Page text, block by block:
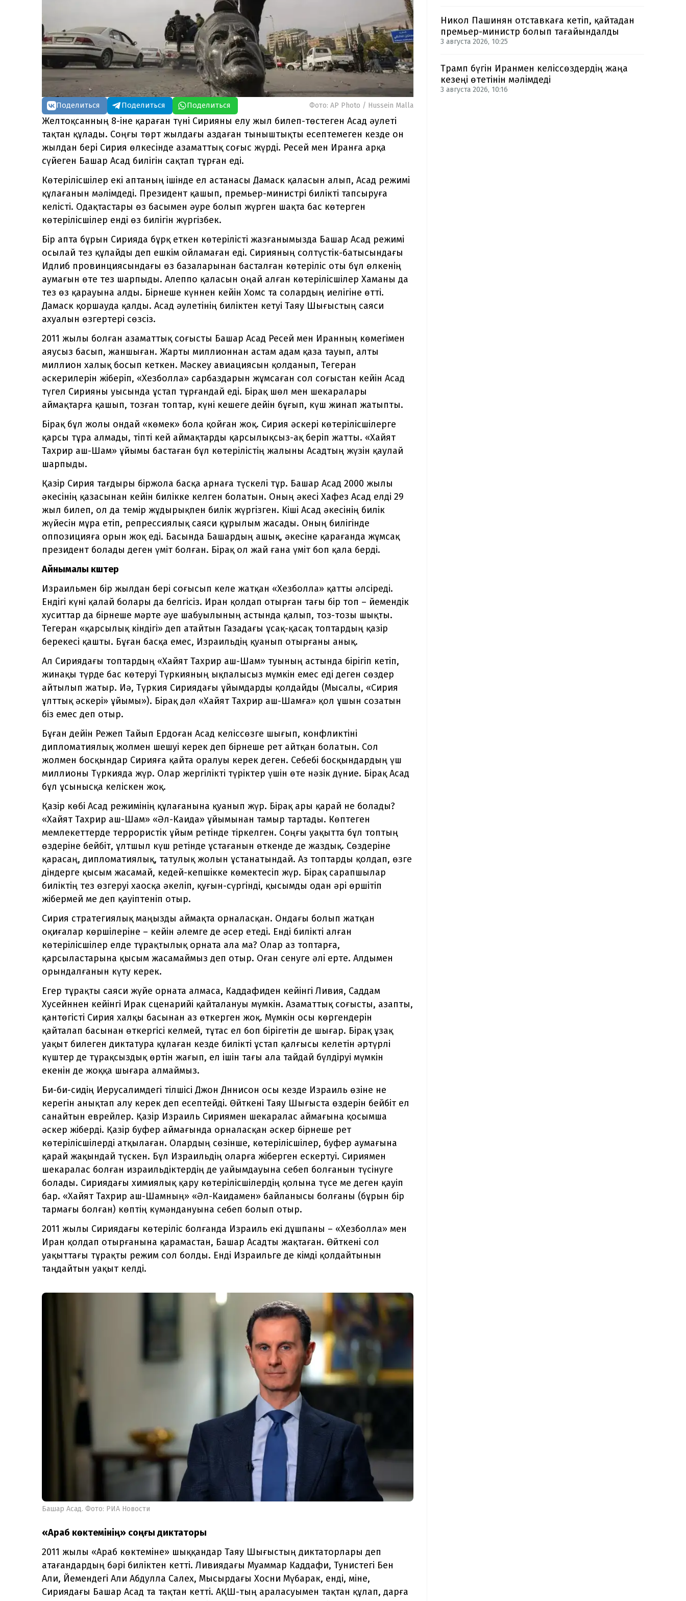
Поделиться Поделиться Поделиться Фото: AP Photo / Hussein Malla
Желтоқсанның 8-іне қараған түні Сирияны елу жыл билеп-төстеген Асад әулеті
тақтан құлады. Соңғы төрт жылдағы аздаған тыныштықты есептемеген кезде он
жылдан бері Сирия өлкесінде азаматтық соғыс жүрді. Ресей мен Иранға арқа
сүйеген Башар Асад билігін сақтап тұрған еді.
Көтерілісшілер екі аптаның ішінде ел астанасы Дамаск қаласын алып, Асад режимі
құлағанын мәлімдеді. Президент қашып, премьер-министрі билікті тапсыруға
келісті. Одақтастары өз басымен әуре болып жүрген шақта бас көтерген
көтерілісшілер енді өз билігін жүргізбек.
Бір апта бұрын Сирияда бұрқ еткен көтерілісті жазғанымызда Башар Асад режимі
осылай тез құлайды деп ешкім ойламаған еді. Сирияның солтүстік-батысындағы
Идлиб провинциясындағы өз базаларынан басталған көтеріліс оты бұл өлкенің
аумағын өте тез шарпыды. Алеппо қаласын оңай алған көтерілісшілер Хаманы да
тез өз қарауына алды. Бірнеше күннен кейін Хомс та солардың иелігіне өтті.
Дамаск қоршауда қалды. Асад әулетінің биліктен кетуі Таяу Шығыстың саяси
ахуалын өзгертері сөзсіз.
2011 жылы болған азаматтық соғысты Башар Асад Ресей мен Иранның көмегімен
аяусыз басып, жаншыған. Жарты миллионнан астам адам қаза тауып, алты
миллион халық босып кеткен. Мәскеу авиациясын қолданып, Тегеран
әскерилерін жіберіп, «Хезболла» сарбаздарын жұмсаған сол соғыстан кейін Асад
түгел Сирияны уысында ұстап тұрғандай еді. Бірақ шөл мен шекаралары
аймақтарға қашып, тозған топтар, күні кешеге дейін бұғып, күш жинап жатыпты.
Бірақ бұл жолы ондай «көмек» бола қойған жоқ. Сирия әскері көтерілісшілерге
қарсы тұра алмады, тіпті кей аймақтарды қарсылықсыз-ақ беріп жатты. «Хайят
Тахрир аш-Шам» ұйымы бастаған бұл көтерілістің жалыны Асадтың жүзін қаулай
шарпыды.
Қазір Сирия тағдыры біржола басқа арнаға түскелі тұр. Башар Асад 2000 жылы
әкесінің қазасынан кейін билікке келген болатын. Оның әкесі Хафез Асад елді 29
жыл билеп, ол да темір жұдырықпен билік жүргізген. Кіші Асад әкесінің билік
жүйесін мұра етіп, репрессиялық саяси құрылым жасады. Оның билігінде
оппозицияға орын жоқ еді. Басында Башардың ашық, әкесіне қарағанда жұмсақ
президент болады деген үміт болған. Бірақ ол жай ғана үміт боп қала берді.
Айнымалы күштер
Израильмен бір жылдан бері соғысып келе жатқан «Хезболла» қатты әлсіреді.
Ендігі күні қалай болары да белгісіз. Иран қолдап отырған тағы бір топ – йемендік
хуситтар да бірнеше мәрте әуе шабуылының астында қалып, тоз-тозы шықты.
Тегеран «қарсылық кіндігі» деп атайтын Газадағы ұсақ-қасақ топтардың қазір
берекесі қашты. Бұған басқа емес, Израильдің қуанып отырғаны анық.
Ал Сириядағы топтардың «Хайят Тахрир аш-Шам» туының астында бірігіп кетіп,
жинақы түрде бас көтеруі Түркияның ықпалысыз мүмкін емес еді деген сөздер
айтылып жатыр. Иә, Түркия Сириядағы ұйымдарды қолдайды (Мысалы, «Сирия
ұлттық әскері» ұйымы»). Бірақ дәл «Хайят Тахрир аш-Шамға» қол ұшын созатын
біз емес деп отыр.
Бұған дейін Режеп Тайып Ердоған Асад келіссөзге шығып, конфликтіні
дипломатиялық жолмен шешуі керек деп бірнеше рет айтқан болатын. Сол
жолмен босқындар Сирияға қайта оралуы керек деген. Себебі босқындардың үш
миллионы Түркияда жүр. Олар жергілікті түріктер үшін өте нәзік дүние. Бірақ Асад
бұл ұсынысқа келіскен жоқ.
Қазір көбі Асад режимінің құлағанына қуанып жүр. Бірақ ары қарай не болады?
«Хайят Тахрир аш-Шам» «Әл-Каида» ұйымынан тамыр тартады. Көптеген
мемлекеттерде террористік ұйым ретінде тіркелген. Соңғы уақытта бұл топтың
өздеріне бейбіт, ұлтшыл күш ретінде ұстағанын өткенде де жаздық. Сөздеріне
қарасаң, дипломатиялық, татулық жолын ұстанатындай. Аз топтарды қолдап, өзге
діндерге қысым жасамай, кедей-кепшікке көмектесіп жүр. Бірақ сарапшылар
биліктің тез өзгеруі хаосқа әкеліп, қуғын-сүргінді, қысымды одан әрі өршітіп
жібермей ме деп қауіптеніп отыр.
Сирия стратегиялық маңызды аймақта орналасқан. Ондағы болып жатқан
оқиғалар көршілеріне – кейін әлемге де әсер етеді. Енді билікті алған
көтерілісшілер елде тұрақтылық орната ала ма? Олар аз топтарға,
қарсыластарына қысым жасамаймыз деп отыр. Оған сенуге әлі ерте. Алдымен
орындалғанын күту керек.
Егер тұрақты саяси жүйе орната алмаса, Каддафиден кейінгі Ливия, Саддам
Хусейннен кейінгі Ирак сценарийі қайталануы мүмкін. Азаматтық соғысты, азапты,
қантөгісті Сирия халқы басынан аз өткерген жоқ. Мүмкін осы көргендерін
қайталап басынан өткергісі келмей, тұтас ел боп бірігетін де шығар. Бірақ ұзақ
уақыт билеген диктатура құлаған кезде билікті ұстап қалғысы келетін әртүрлі
күштер де тұрақсыздық өртін жағып, ел ішін тағы ала тайдай бүлдіруі мүмкін
екенін де жоққа шығара алмаймыз.
Би-би-сидің Иерусалимдегі тілшісі Джон Дннисон осы кезде Израиль өзіне не
керегін анықтап алу керек деп есептейді. Өйткені Таяу Шығыста өздерін бейбіт ел
санайтын еврейлер. Қазір Израиль Сириямен шекаралас аймағына қосымша
әскер жіберді. Қазір буфер аймағында орналасқан әскер бірнеше рет
көтерілісшілерді атқылаған. Олардың сөзінше, көтерілісшілер, буфер аумағына
қарай жақындай түскен. Бұл Израильдің оларға жіберген ескертуі. Сириямен
шекаралас болған израильдіктердің де уайымдауына себеп болғанын түсінуге
болады. Сириядағы химиялық қару көтерілісшілердің қолына түсе ме деген қауіп
бар. «Хайят Тахрир аш-Шамның» «Әл-Каидамен» байланысы болғаны (бұрын бір
тармағы болған) көптің күмәндануына себеп болып отыр.
2011 жылы Сириядағы көтеріліс болғанда Израиль екі дұшпаны – «Хезболла» мен
Иран қолдап отырғанына қарамастан, Башар Асадты жақтаған. Өйткені сол
уақыттағы тұрақты режим сол болды. Енді Израильге де кімді қолдайтынын
таңдайтын уақыт келді.
Башар Асад. Фото: РИА Новости
«Араб көктемінің» соңғы диктаторы
2011 жылы «Араб көктеміне» шыққандар Таяу Шығыстың диктаторлары деп
атағандардың бәрі биліктен кетті. Ливиядағы Муаммар Каддафи, Тунистегі Бен
Али, Йемендегі Али Абдулла Салех, Мысырдағы Хосни Мүбарак, енді, міне,
Сириядағы Башар Асад та тақтан кетті. АҚШ-тың араласуымен тақтан құлап, дарға
Никол Пашинян отставкаға кетіп, қайтадан
премьер-министр болып тағайындалды
3 августа 2026, 10:25
Трамп бүгін Иранмен келіссөздердің жаңа
кезеңі өтетінін мәлімдеді
3 августа 2026, 10:16